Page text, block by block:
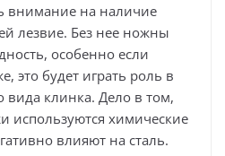
внимание на наличие
лезвие. Без нее ножны
особенно если
это будет играть роль в
клинка. Дело в том,
используются химические
влияют на сталь.